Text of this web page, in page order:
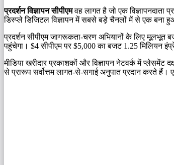
इंप्रेशन की संख्या
प्रदर्शन विज्ञापन सीपीएमवह लागत है जो एक विज्ञापनदाता
डिस्प्ले डिजिटल विज्ञापन में सबसे बड़े चैनलों में से एक
प्रदर्शन सीपीएम जागरूकता-चरण अभियानों के लिए
पहुंचेगा। $4 सीपीएम पर $5,000 का बजट 1.25 मिलियन
मीडिया खरीदार प्रकाशकों और विज्ञापन नेटवर्क में प्लेसमेंट
से प्रारूप सर्वोत्तम लागत-से-सगाई अनुपात प्रदान करते